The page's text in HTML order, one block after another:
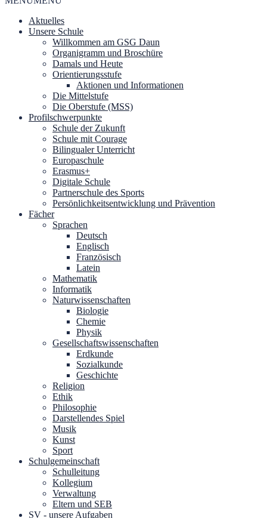
Aktuelles
Unsere Schule
Willkommen am GSG Daun
Organigramm und Broschüre
Damals und Heute
Orientierungsstufe
Aktionen und Informationen
Die Mittelstufe
Die Oberstufe (MSS)
Profilschwerpunkte
Schule der Zukunft
Schule mit Courage
Bilingualer Unterricht
Europaschule
Erasmus+
Digitale Schule
Partnerschule des Sports
Persönlichkeitsentwicklung und Prävention
Fächer
Sprachen
Deutsch
Englisch
Französisch
Latein
Mathematik
Informatik
Naturwissenschaften
Biologie
Chemie
Physik
Gesellschaftswissenschaften
Erdkunde
Sozialkunde
Geschichte
Religion
Ethik
Philosophie
Darstellendes Spiel
Musik
Kunst
Sport
Schulgemeinschaft
Schulleitung
Kollegium
Verwaltung
Eltern und SEB
SV - unsere Aufgaben